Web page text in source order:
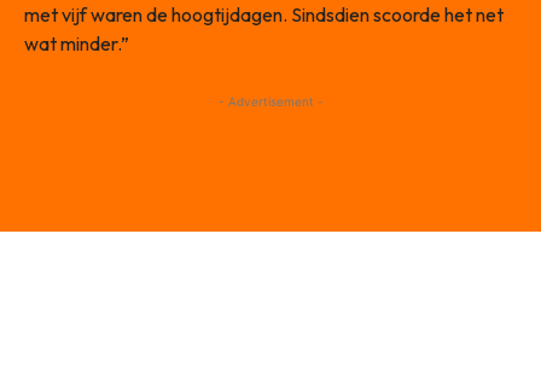
met vijf waren de hoogtijdagen. Sindsdien scoorde het net
wat minder.”
- Advertisement -